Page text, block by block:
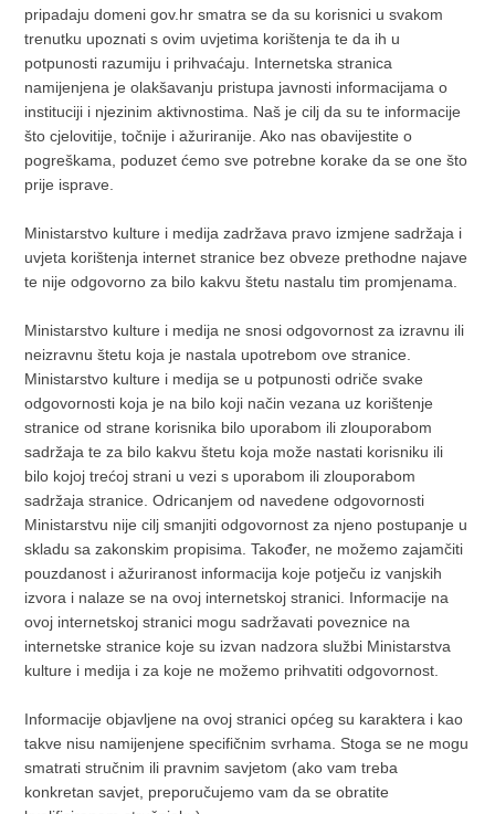
pripadaju domeni gov.hr smatra se da su korisnici u svakom
trenutku upoznati s ovim uvjetima korištenja te da ih u
potpunosti razumiju i prihvaćaju. Internetska stranica
namijenjena je olakšavanju pristupa javnosti informacijama o
instituciji i njezinim aktivnostima. Naš je cilj da su te informacije
što cjelovitije, točnije i ažuriranije. Ako nas obavijestite o
pogreškama, poduzet ćemo sve potrebne korake da se one što
prije isprave.
Ministarstvo kulture i medija zadržava pravo izmjene sadržaja i
uvjeta korištenja internet stranice bez obveze prethodne najave
te nije odgovorno za bilo kakvu štetu nastalu tim promjenama.
Ministarstvo kulture i medija ne snosi odgovornost za izravnu ili
neizravnu štetu koja je nastala upotrebom ove stranice.
Ministarstvo kulture i medija se u potpunosti odriče svake
odgovornosti koja je na bilo koji način vezana uz korištenje
stranice od strane korisnika bilo uporabom ili zlouporabom
sadržaja te za bilo kakvu štetu koja može nastati korisniku ili
bilo kojoj trećoj strani u vezi s uporabom ili zlouporabom
sadržaja stranice. Odricanjem od navedene odgovornosti
Ministarstvu nije cilj smanjiti odgovornost za njeno postupanje u
skladu sa zakonskim propisima. Također, ne možemo zajamčiti
pouzdanost i ažuriranost informacija koje potječu iz vanjskih
izvora i nalaze se na ovoj internetskoj stranici. Informacije na
ovoj internetskoj stranici mogu sadržavati poveznice na
internetske stranice koje su izvan nadzora službi Ministarstva
kulture i medija i za koje ne možemo prihvatiti odgovornost.
Informacije objavljene na ovoj stranici općeg su karaktera i kao
takve nisu namijenjene specifičnim svrhama. Stoga se ne mogu
smatrati stručnim ili pravnim savjetom (ako vam treba
konkretan savjet, preporučujemo vam da se obratite